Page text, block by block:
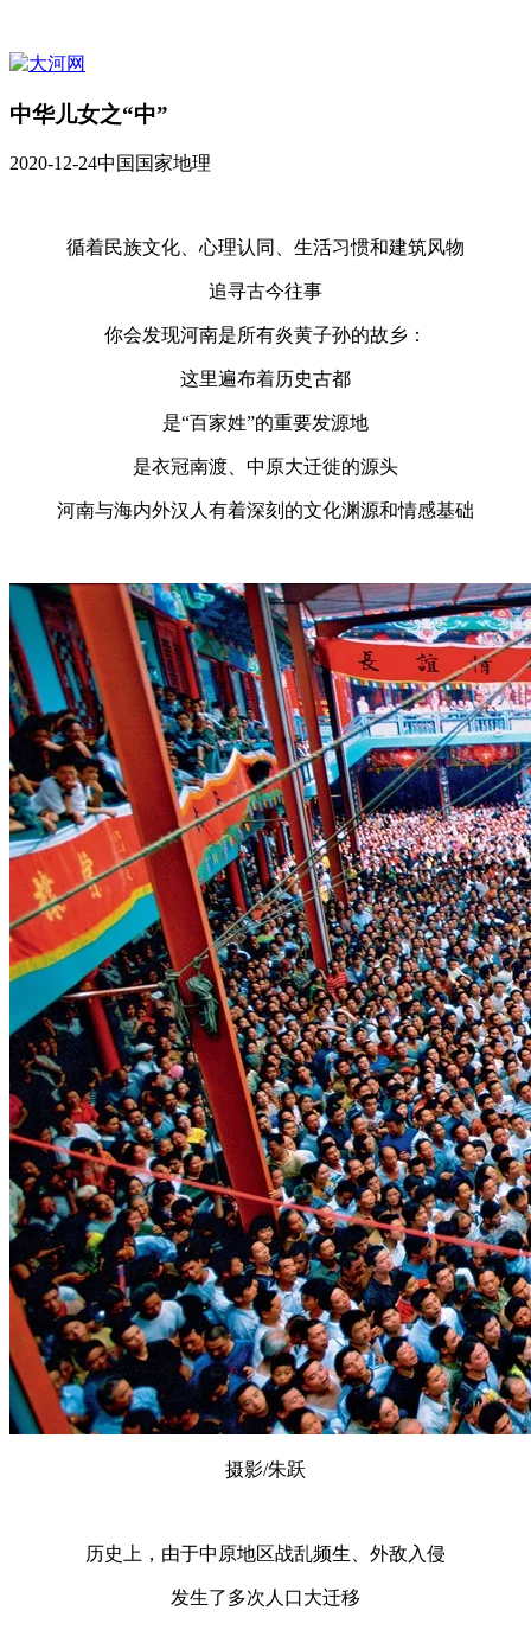
中华儿女之“中”
2020-12-24中国国家地理
循着民族文化、心理认同、生活习惯和建筑风物
追寻古今往事
你会发现河南是所有炎黄子孙的故乡：
这里遍布着历史古都
是“百家姓”的重要发源地
是衣冠南渡、中原大迁徙的源头
河南与海内外汉人有着深刻的文化渊源和情感基础
摄影/朱跃
历史上，由于中原地区战乱频生、外敌入侵
发生了多次人口大迁移